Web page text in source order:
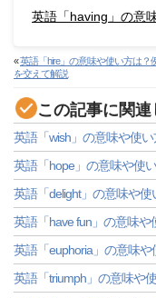
英語「having」の意
«英語「hire」の意味や使い方は？
を交えて解説
この記事に関
英語「wish」の意味や使
英語「hope」の意味や使
英語「delight」の意味や
英語「have fun」の意味
英語「euphoria」の意味
英語「triumph」の意味や